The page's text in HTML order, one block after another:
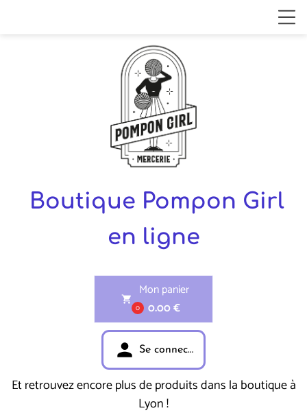
Boutique Pompon Girl
en ligne
shopping_cart
0
Mon panier
0.00 €
person Se connecter
Et retrouvez encore plus de produits dans la boutique à
Lyon !